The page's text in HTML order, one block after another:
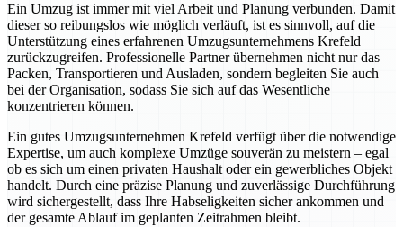
Ein Umzug ist immer mit viel Arbeit und Planung verbunden. Damit
dieser so reibungslos wie möglich verläuft, ist es sinnvoll, auf die
Unterstützung eines erfahrenen Umzugsunternehmens Krefeld
zurückzugreifen. Professionelle Partner übernehmen nicht nur das
Packen, Transportieren und Ausladen, sondern begleiten Sie auch
bei der Organisation, sodass Sie sich auf das Wesentliche
konzentrieren können.
Ein gutes Umzugsunternehmen Krefeld verfügt über die notwendige
Expertise, um auch komplexe Umzüge souverän zu meistern – egal
ob es sich um einen privaten Haushalt oder ein gewerbliches Objekt
handelt. Durch eine präzise Planung und zuverlässige Durchführung
wird sichergestellt, dass Ihre Habseligkeiten sicher ankommen und
der gesamte Ablauf im geplanten Zeitrahmen bleibt.